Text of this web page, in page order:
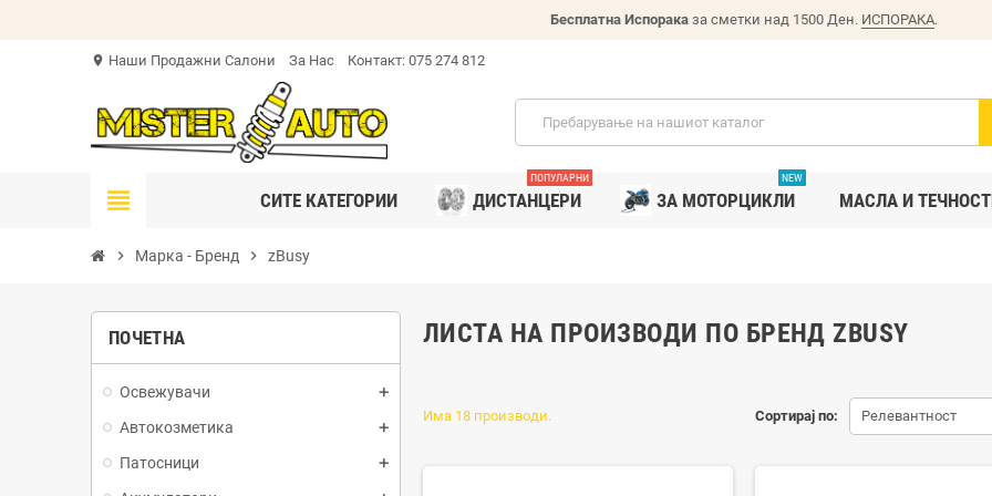
Бесплатна Испорака за сметки над 1500 Ден. ИСПОРАКА.
location_on Наши Продажни Салони За Нас Контакт: 075 274 812
view_headline СИТЕ КАТЕГОРИИ ДИСТАНЦЕРИ
ПОПУЛАРНИ
ЗА МОТОРЦИКЛИ
NEW
MАСЛА И
chevron_right Марка - Бренд chevron_right zBusy
ПОЧЕТНА
Освежувачи
Автокозметика
Патосници
ЛИСТА НА ПРОИЗВОДИ ПО БРЕНД ZBUSY
Сортирај по: Релевантност
Има 18 производи.